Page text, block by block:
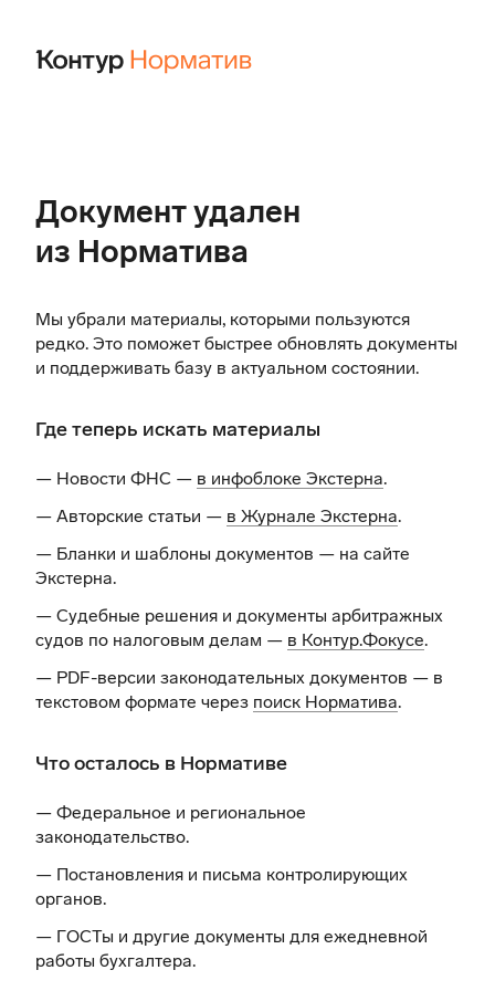
Документ удален
из Норматива
Мы убрали материалы, которыми пользуются
редко. Это поможет быстрее обновлять документы
и поддерживать базу в актуальном состоянии.
Где теперь искать материалы
— Новости ФНС — в инфоблоке Экстерна.
— Авторские статьи — в Журнале Экстерна.
— Бланки и шаблоны документов — на сайте
Экстерна.
— Судебные решения и документы арбитражных
судов по налоговым делам — в Контур.Фокусе.
— PDF-версии законодательных документов — в
текстовом формате через поиск Норматива.
Что осталось в Нормативе
— Федеральное и региональное
законодательство.
— Постановления и письма контролирующих
органов.
— ГОСТы и другие документы для ежедневной
работы бухгалтера.